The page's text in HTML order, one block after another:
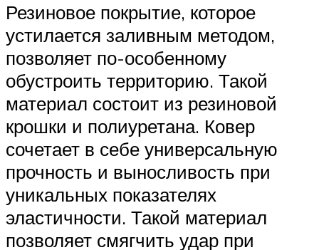
Резиновое покрытие, которое
устилается заливным методом,
позволяет по-особенному
обустроить территорию. Такой
материал состоит из резиновой
крошки и полиуретана. Ковер
сочетает в себе универсальную
прочность и выносливость при
уникальных показателях
эластичности. Такой материал
позволяет смягчить удар при